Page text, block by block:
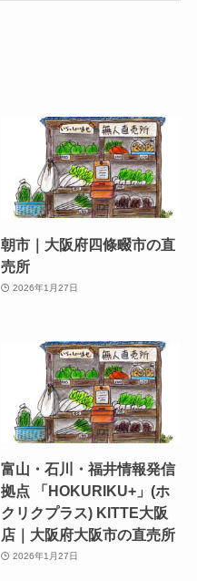
朝市｜大阪府四條畷市の直
売所
2026年1月27日
富山・石川・福井情報発信
拠点 「HOKURIKU+」(ホ
クリクプラス) KITTE大阪
店｜大阪府大阪市の直売所
2026年1月27日